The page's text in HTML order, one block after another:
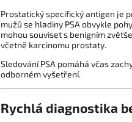
Prostatický specifický antigen je
mužů se hladiny PSA obvykle
mohou souviset s benigním
včetně karcinomu prostaty.
Sledování PSA pomáhá včas
odborném vyšetření.
Rychlá diagnostika